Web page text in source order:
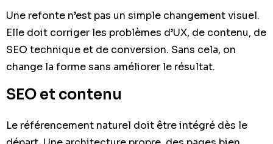
Une refonte n’est pas un simple changement visuel.
Elle doit corriger les problèmes d’UX, de contenu, de
SEO technique et de conversion. Sans cela, on
change la forme sans améliorer le résultat.
SEO et contenu
Le référencement naturel doit être intégré dès le